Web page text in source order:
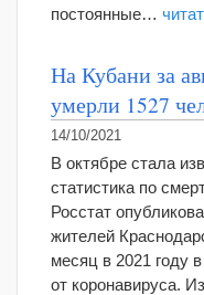
постоянные…
На Кубани за
умерли 1527
14/10/2021
В октябре стала
статистика по
Росстат
жителей
месяц в 2021 году
от коронавируса.